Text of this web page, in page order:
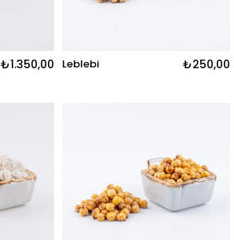
₺1.350,00 Leblebi ₺250,00